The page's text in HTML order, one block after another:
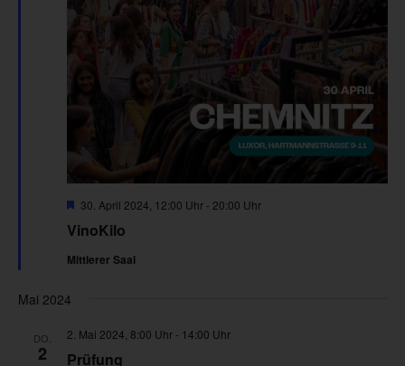
VinoKilo
Hervorgehoben
30. April 2024, 12:00 Uhr- 20:00 Uhr
Mittlerer Saal
Mai 2024
DO.
2 Prüfung
2. Mai 2024, 8:00 Uhr- 14:00 Uhr